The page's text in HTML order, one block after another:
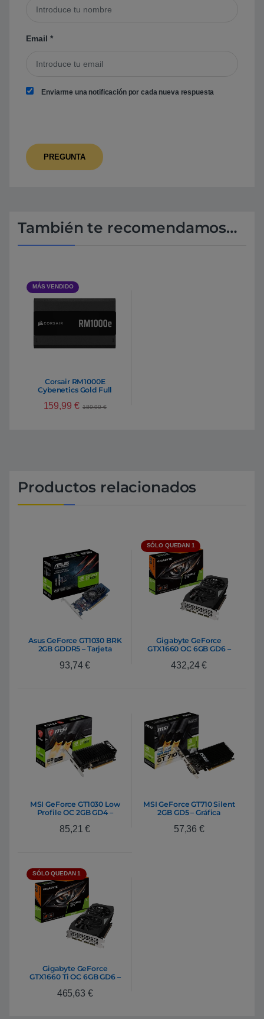
Email *
Enviarme una notificación por cada nueva respuesta
También te recomendamos…
MÁS VENDIDO
Corsair RM1000E
Cybenetics Gold Full
Fuente de alimentación
159,99 € 189,90€
Productos relacionados
Asus GeForce GT1030 BRK
2GB GDDR5 – Tarjeta
93,74€
SÓLO QUEDAN 1
Gigabyte GeForce
GTX1660 OC 6GB GD6 –
432,24€
MSI GeForce GT1030 Low
Profile OC 2GB GD4 –
85,21€
MSI GeForce GT710 Silent
2GB GD5 – Gráfica
57,36 €
SÓLO QUEDAN 1
Gigabyte GeForce
GTX1660 Ti OC 6GB GD6 –
465,63 €